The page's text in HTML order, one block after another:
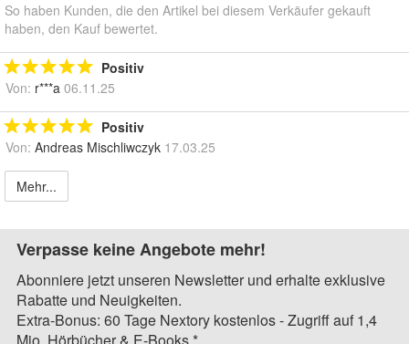
So haben Kunden, die den Artikel bei diesem Verkäufer gekauft
haben, den Kauf bewertet.
Positiv
Von: r***a 06.11.25
Positiv
Von: Andreas Mischliwczyk 17.03.25
Mehr...
Verpasse keine Angebote mehr!
Abonniere jetzt unseren Newsletter und erhalte exklusive
Rabatte und Neuigkeiten.
Extra-Bonus: 60 Tage Nextory kostenlos - Zugriff auf 1,4